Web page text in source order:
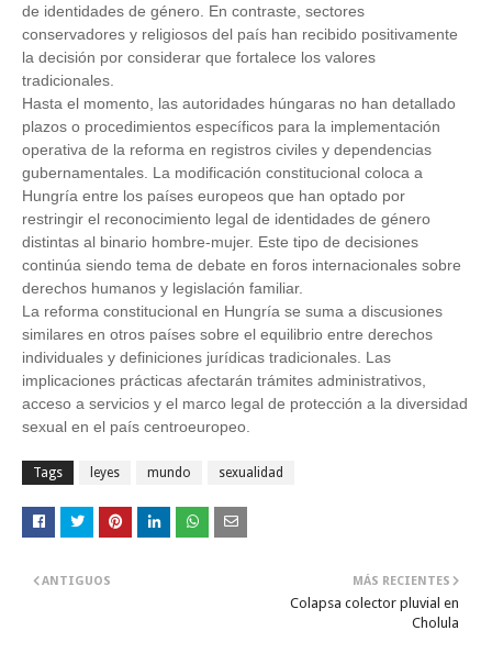
de identidades de género. En contraste, sectores
conservadores y religiosos del país han recibido positivamente
la decisión por considerar que fortalece los valores
tradicionales.
Hasta el momento, las autoridades húngaras no han detallado
plazos o procedimientos específicos para la implementación
operativa de la reforma en registros civiles y dependencias
gubernamentales. La modificación constitucional coloca a
Hungría entre los países europeos que han optado por
restringir el reconocimiento legal de identidades de género
distintas al binario hombre-mujer. Este tipo de decisiones
continúa siendo tema de debate en foros internacionales sobre
derechos humanos y legislación familiar.
La reforma constitucional en Hungría se suma a discusiones
similares en otros países sobre el equilibrio entre derechos
individuales y definiciones jurídicas tradicionales. Las
implicaciones prácticas afectarán trámites administrativos,
acceso a servicios y el marco legal de protección a la diversidad
sexual en el país centroeuropeo.
Tags leyes mundo sexualidad
MÁS RECIENTES
Colapsa colector pluvial en
Cholula
ANTIGUOS